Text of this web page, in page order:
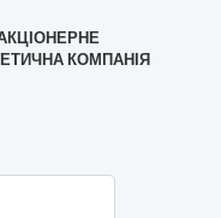
АКЦІОНЕРНЕ
КОМПАНІЯ